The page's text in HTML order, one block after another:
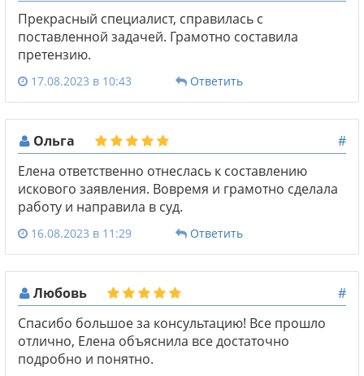
Прекрасный специалист, справилась с
поставленной задачей. Грамотно составила
претензию.
17.08.2023 в 10:43 Ответить
Ольга
#
Елена ответственно отнеслась к составлению
искового заявления. Вовремя и грамотно сделала
работу и направила в суд.
16.08.2023 в 11:29 Ответить
Любовь
#
Спасибо большое за консультацию! Все прошло
отлично, Елена объяснила все достаточно
подробно и понятно.